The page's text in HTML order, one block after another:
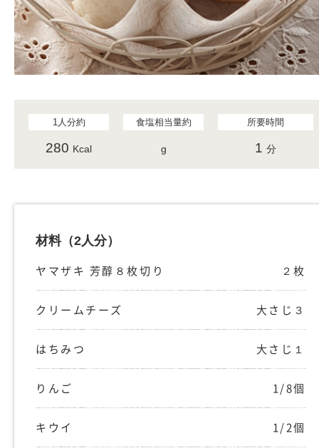
1人分約
280 Kcal
食塩相当量約
g
所要時間
1 分
材料（2人分）
ヤマザキ 芳醇８枚切り ２枚
クリームチーズ 大さじ３
はちみつ 大さじ１
りんご 1/8個
キウイ 1/2個